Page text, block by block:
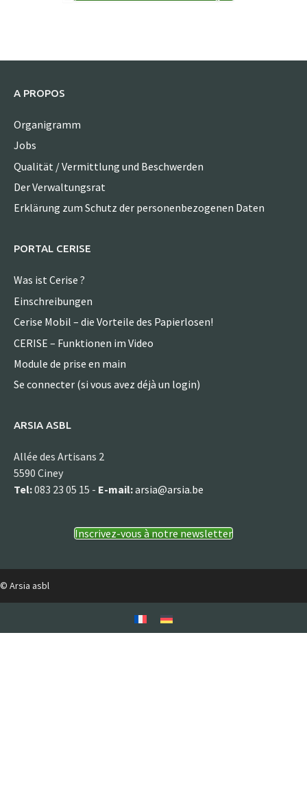
A PROPOS
Organigramm
Jobs
Qualität / Vermittlung und Beschwerden
Der Verwaltungsrat
Erklärung zum Schutz der personenbezogenen Daten
PORTAL CERISE
Was ist Cerise ?
Einschreibungen
Cerise Mobil – die Vorteile des Papierlosen!
CERISE – Funktionen im Video
Module de prise en main
Se connecter (si vous avez déjà un login)
ARSIA ASBL
Allée des Artisans 2
5590 Ciney
Tel:083 23 05 15 - E-mail:arsia@arsia.be
Inscrivez-vous à notre newsletter
© Arsia asbl